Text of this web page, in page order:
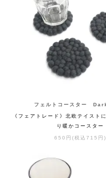
フェルトコースター
《フェアトレード》北欧テイスト
り暖かコースター
650円(税込715円)